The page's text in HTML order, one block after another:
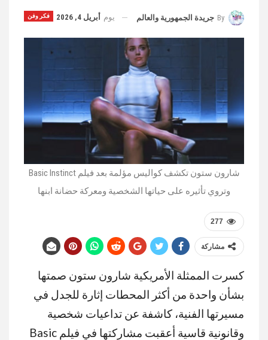
فكر وفن By جريدة الجمهورية والعالم يوم أبريل 4, 2026
شارون ستون تكشف كواليس مؤلمة بعد فيلم Basic Instinct
وتروي تأثيره على حياتها الشخصية ومعركة حضانة ابنها
277
مشاركة
كسرت الممثلة الأمريكية شارون ستون صمتها
بشأن واحدة من أكثر المحطات إثارة للجدل في
مسيرتها الفنية، كاشفة عن تداعيات شخصية
وقانونية قاسية أعقبت مشاركتها في فيلم Basic